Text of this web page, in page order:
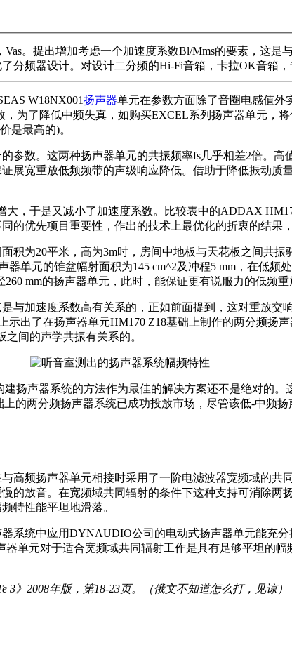
。提出增加考虑一个加速度系数Bl/Mms的要素，这是
分频器设计。对设计二分频的Hi-Fi音箱，卡拉OK音箱
W18NX001扬声器单元在参数方面除了音圈电感值外
为了降低中频失真，如购买EXCEL系列扬声器单元，
是最高的)。
参数。这两种扬声器单元的共振频率fs几乎相差2倍。
展宽重放低频频带的声级响应降低。借助于降低振动质
，于是又减小了加速度系数。比较表中的ADDAX
的优先项目重要性，作出的技术上最优化的折衷的结果
为20平米，高为3m时，房间中地板与天花板之间共振
器单元的锥盆幅射面积为145 cm^2及冲程5 mm，在低
mm的扬声器单元，此时，能保证更有说服力的低频重
与加速度系数高有关系的，正如前面提到，这对重放交
出了在扬声器单元HM170 Z18基础上制作的两分频扬
间的声学共振有关系的。
扬声器系统的方法作为最佳的解决方案还不是绝对的
的两分频扬声器系统已成功投放市场，尽管该低-中频
高频扬声器单元相接时采用了一阶电滤波器宽频域的共
的放音。在宽频域共同辐射的条件下这种支持可消除
特性能平坦地滑落。
系统中应用DYNAUDIO公司的电动式扬声器单元能充
器单元对于适合宽频域共同辐射工作是具有足够平坦的
3》2008年版，第18-23页。（俄文不知道怎么打，见谅）